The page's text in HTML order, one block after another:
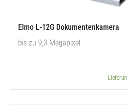
Elmo L-12G Dokumentenkamera
bis zu 9,3 Megapixel